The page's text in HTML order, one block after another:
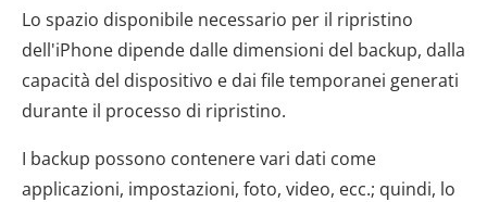
Lo spazio disponibile necessario per il ripristino
dell'iPhone dipende dalle dimensioni del backup, dalla
capacità del dispositivo e dai file temporanei generati
durante il processo di ripristino.
I backup possono contenere vari dati come
applicazioni, impostazioni, foto, video, ecc.; quindi, lo